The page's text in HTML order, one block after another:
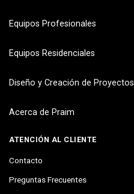
Equipos Profesionales
Equipos Residenciales
Diseño y Creación de Proyectos
Acerca de Praim
ATENCIÓN AL CLIENTE
Contacto
Preguntas Frecuentes